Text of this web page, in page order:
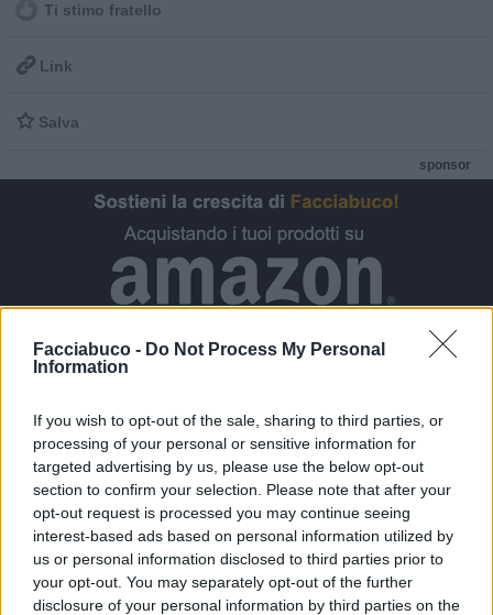
Facciabuco - Do Not Process My Personal
Information
If you wish to opt-out of the sale, sharing to third parties, or
processing of your personal or sensitive information for
targeted advertising by us, please use the below opt-out
section to confirm your selection. Please note that after your
opt-out request is processed you may continue seeing
interest-based ads based on personal information utilized by
us or personal information disclosed to third parties prior to
your opt-out. You may separately opt-out of the further
disclosure of your personal information by third parties on the
Ti stimo fratello
 Link
 Salva
sponsor
Carmeloficca:
2